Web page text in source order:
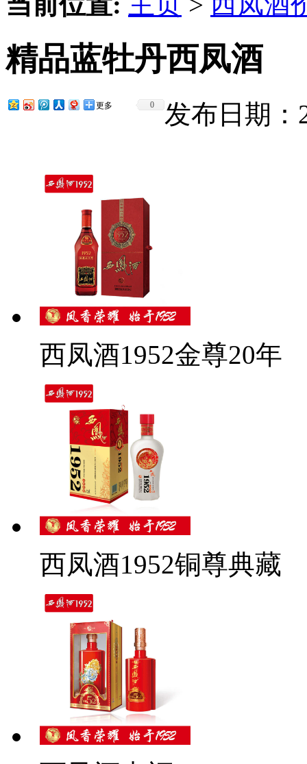
精品蓝牡丹西凤酒
发布日期：
更多 0
西凤酒1952金尊20年
西凤酒1952铜尊典藏